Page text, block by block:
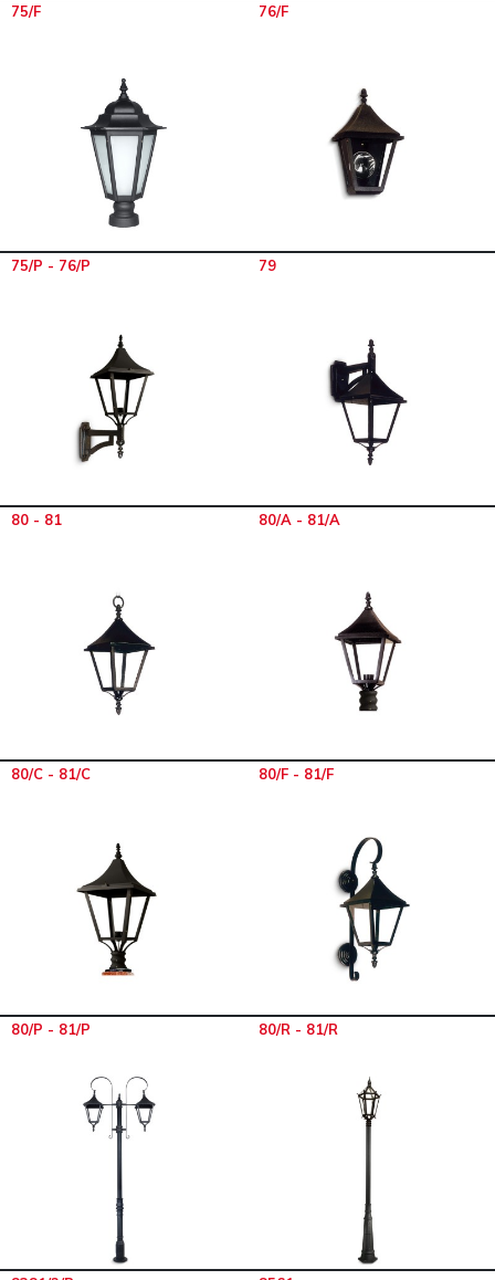
75/F 76/F
75/P - 76/P 79
80 - 81 80/A - 81/A
80/C - 81/C 80/F - 81/F
80/P - 81/P 80/R - 81/R